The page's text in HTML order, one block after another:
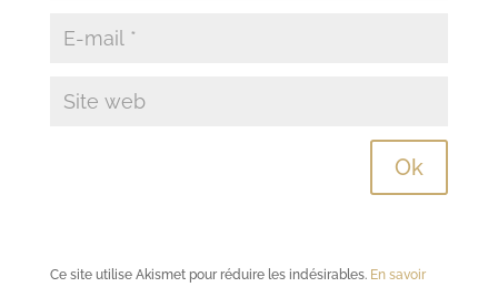
Ce site utilise Akismet pour réduire les indésirables. En savoir